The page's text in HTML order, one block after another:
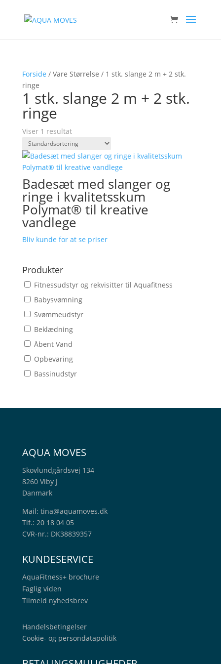
Forside / Vare Størrelse / 1 stk. slange 2 m + 2 stk.
ringe
1 stk. slange 2 m + 2 stk.
ringe
Viser 1 resultat
Badesæt med slanger og
ringe i kvalitetsskum
Polymat® til kreative
vandlege
Bliv kunde for at se priser
Produkter
Fitnessudstyr og rekvisitter til Aquafitness
Babysvømning
Svømmeudstyr
Beklædning
Åbent Vand
Opbevaring
Bassinudstyr
AQUA MOVES
Skovlundgårdsvej 134
8260 Viby J
Danmark
Mail: tina@aquamoves.dk
Tlf.: 20 18 04 05
CVR-nr.: DK38839357
KUNDESERVICE
AquaFitness+ brochure
Faglig viden
Tilmeld nyhedsbrev
Handelsbetingelser
Cookie- og persondatapolitik